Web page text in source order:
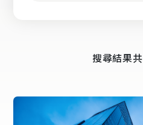
搜尋結果共